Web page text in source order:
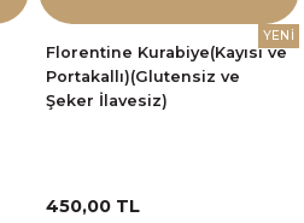
YENİ
Florentine Kurabiye(Kayısı ve
Portakallı)(Glutensiz ve
Şeker İlavesiz)
450,00 TL